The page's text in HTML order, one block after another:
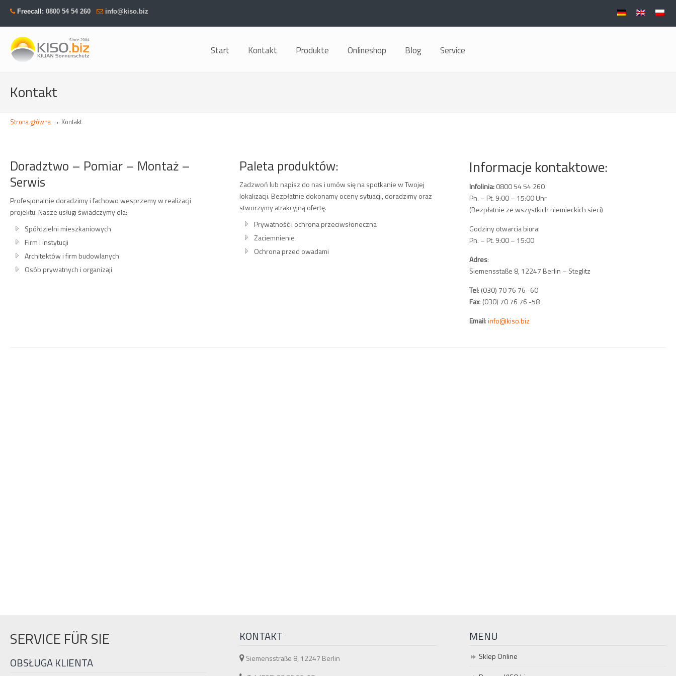
Freecall: 0800 54 54 260 info@kiso.biz
Start Kontakt Produkte Onlineshop Blog
Service
Kontakt
Strona główna → Kontakt
Doradztwo – Pomiar – Montaż –
Serwis
Profesjonalnie doradzimy i fachowo wesprzemy w realizacji
projektu. Nasze usługi świadczymy dla:
Spółdzielni mieszkaniowych
Firm i instytucji
Architektów i firm budowlanych
Osób prywatnych i organizaji
Paleta produktów:
Zadzwoń lub napisz do nas i umów się na spotkanie w Twojej
lokalizacji. Bezpłatnie dokonamy oceny sytuacji, doradzimy oraz
stworzymy atrakcyjną ofertę.
Prywatność i ochrona przeciwsłoneczna
Zaciemnienie
Ochrona przed owadami
Informacje kontaktowe:
Infolinia:0800 54 54 260
Pn. – Pt. 9:00 – 15:00 Uhr
(Bezpłatnie ze wszystkich niemieckich sieci)
Godziny otwarcia biura:
Pn. – Pt. 9:00 – 15:00
Adres:
Siemensstaße 8, 12247 Berlin – Steglitz
Tel: (030) 70 76 76 -60
Fax: (030) 70 76 76 -58
Email:info@kiso.biz
SERVICE FÜR SIE
OBSŁUGA KLIENTA
KONTAKT
Siemensstraße 8, 12247 Berlin
MENU
Sklep Online